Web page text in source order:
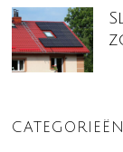
CATEGORIEËN